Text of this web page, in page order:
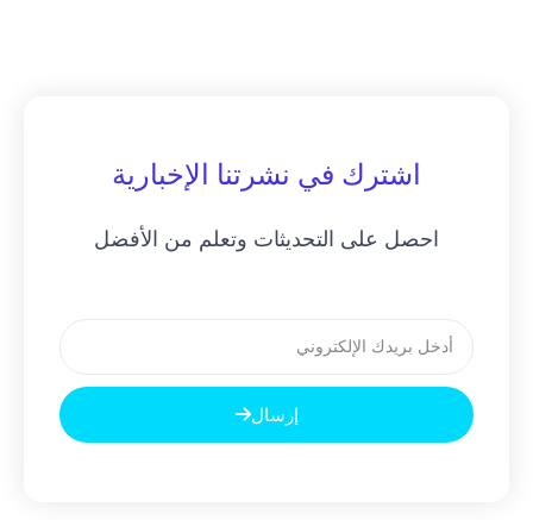
اشترك في نشرتنا الإخبارية
احصل على التحديثات وتعلم من الأفضل
بريد
إرسال